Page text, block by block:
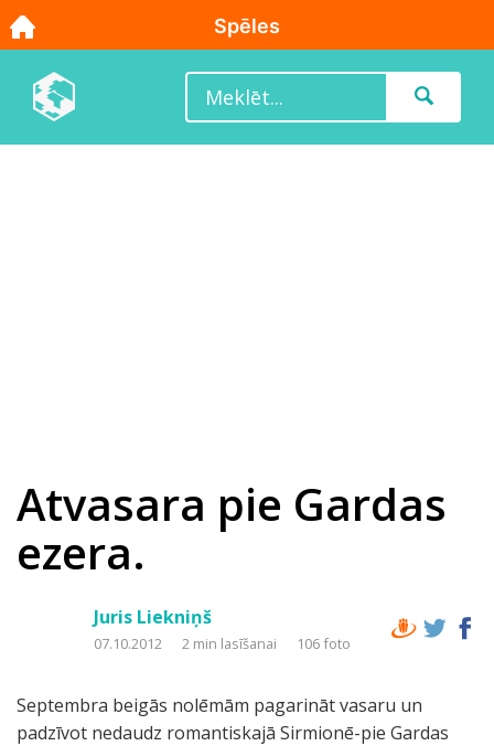
Atvasara pie Gardas
ezera.
Juris Liekniņš
07.10.2012 2 min lasīšanai 106 foto
Septembra beigās nolēmām pagarināt vasaru un
padzīvot nedaudz romantiskajā Sirmionē-pie Gardas